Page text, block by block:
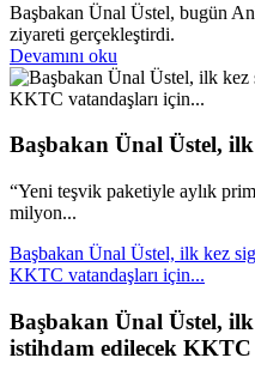
Başbakan Ünal Üstel, bugün
ziyareti gerçekleştirdi.
Devamını oku
Başbakan Ünal Üstel,
“Yeni teşvik paketiyle aylık
milyon...
Başbakan Ünal Üstel, ilk kez
KKTC vatandaşları için...
Başbakan Ünal Üstel,
istihdam edilecek KKTC